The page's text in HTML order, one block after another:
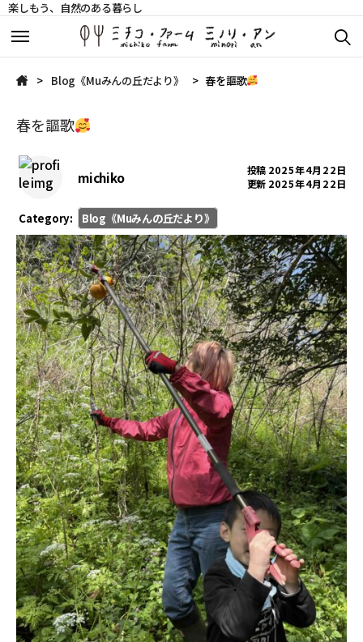
楽しもう、自然のある暮らし
ミチコ・ファームについて
ミノリ・アンについて
イベントスケジュール
Blog《Muみんの丘だより》
丘の上だより
自然農苦労話
商品販売
お問合せ
CLOSE
ミチコ・ファームについて
ミノリ・アンについて
イベントスケジュール
Blog《Muみんの丘だより》
丘の上だより
自然農苦労話
商品販売
お問合せ
CLOSE
Blog《Muみんの丘だより》 春を謳歌
春を謳歌
michiko 投稿 2025年4月22日
更新 2025年4月22日
Category: Blog《Muみんの丘だより》